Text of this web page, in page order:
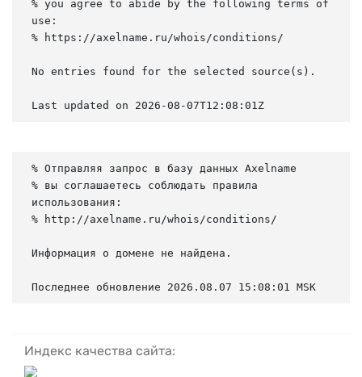
% you agree to abide by the following terms of
use:
% https://axelname.ru/whois/conditions/
No entries found for the selected source(s).
Last updated on 2026-08-07T12:08:01Z
% Отправляя запрос в базу данных Axelname
% вы соглашаетесь соблюдать правила
использования:
% http://axelname.ru/whois/conditions/
Информация о домене не найдена.
Последнее обновление 2026.08.07 15:08:01 MSK
Индекс качества сайта: